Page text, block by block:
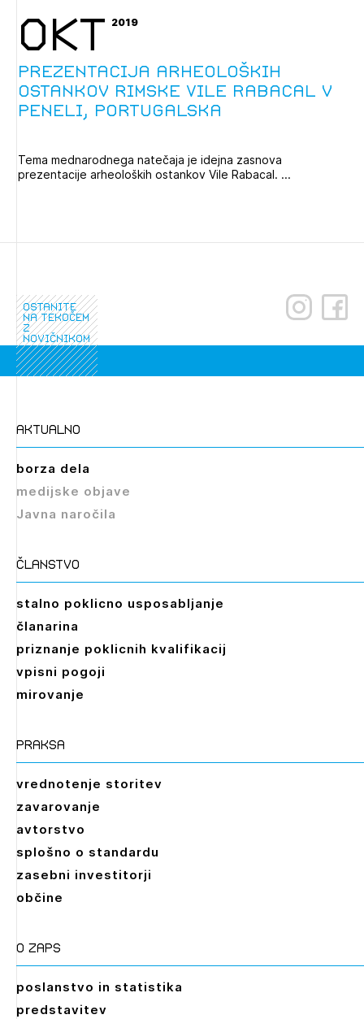
OKT 2019
Prezentacija arheoloških
ostankov rimske Vile Rabacal v
Peneli, Portugalska
Tema mednarodnega natečaja je idejna zasnova
prezentacije arheoloških ostankov Vile Rabacal. ...
ostanite
na tekočem
z
novičnikom
aktualno
borza dela
medijske objave
Javna naročila
članstvo
stalno poklicno usposabljanje
članarina
priznanje poklicnih kvalifikacij
vpisni pogoji
mirovanje
praksa
vrednotenje storitev
zavarovanje
avtorstvo
splošno o standardu
zasebni investitorji
občine
O zaps
poslanstvo in statistika
predstavitev